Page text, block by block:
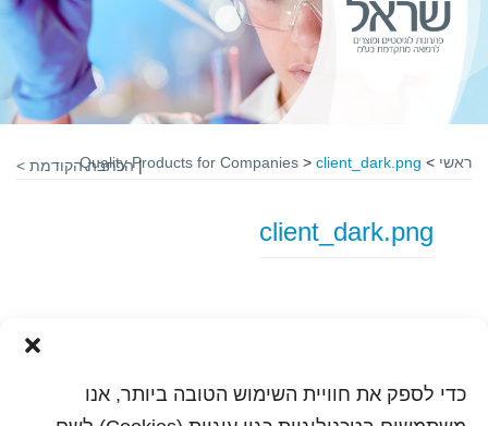
כדי לספק את חוויית השימוש הטובה ביותר, אנו
ראשי >
Quality Products for Companies > client_dark.png
|הכתבה הקודמת >
client_dark.png